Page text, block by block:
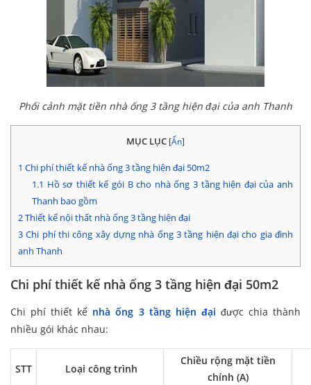
Phối cảnh mặt tiền nhà ống 3 tầng hiện đại của anh Thanh
MỤC LỤC [Ẩn]
1 Chi phí thiết kế nhà ống 3 tầng hiện đại 50m2
1.1 Hồ sơ thiết kế gói B cho nhà ống 3 tầng hiện đại của anh
Thanh bao gồm
2Thiết kế nội thất nhà ống 3 tầng hiện đại
3 Chi phí thi công xây dựng nhà ống 3 tầng hiện đại cho gia đình
anh Thanh
Chi phí thiết kế nhà ống 3 tầng hiện đại 50m2
Chi phí thiết kế nhà ống 3 tầng hiện đại được chia thành
nhiều gói khác nhau:
STT Loại công trình
Chiều rộng mặt tiền
chính (A)